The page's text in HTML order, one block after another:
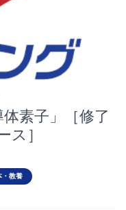
素子」［修了
ス］
・教養